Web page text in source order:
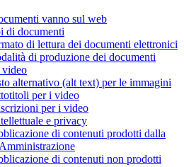
vanno sul web
di documenti
di lettura dei documenti elettronici
di produzione dei documenti
video
alternativo (alt text) per le immagini
per i video
per i video
e privacy
di contenuti prodotti dalla
di contenuti non prodotti